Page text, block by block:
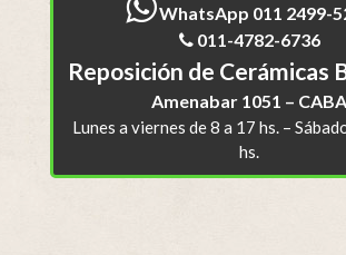
WhatsApp 011 2499-
011-4782-6736
Reposición de Cerámicas
Amenabar 1051 – CABA
Lunes a viernes de 8 a 17 hs. –
hs.